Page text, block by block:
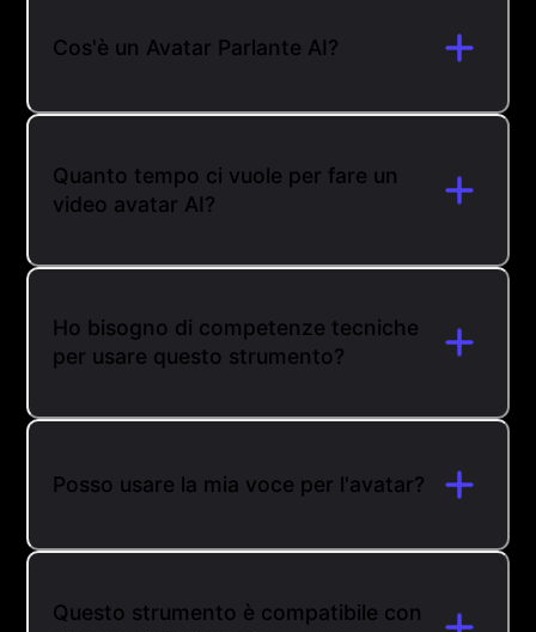
Cos'è un Avatar Parlante AI?
Quanto tempo ci vuole per fare un
video avatar AI?
Ho bisogno di competenze tecniche
per usare questo strumento?
Posso usare la mia voce per l'avatar?
Questo strumento è compatibile con